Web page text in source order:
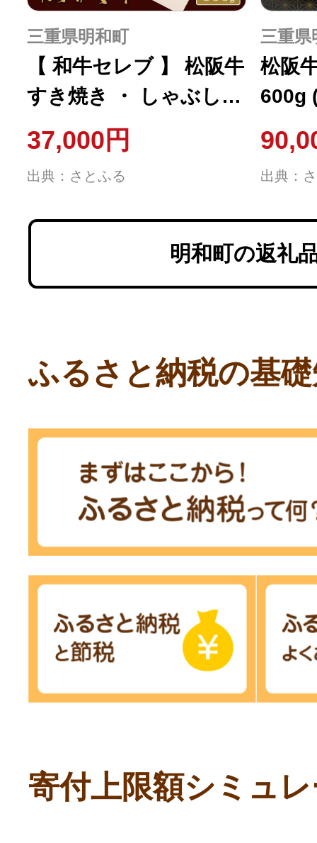
三重県明和町
【 和牛セレブ 】 松阪牛
すき焼き ・ しゃぶしゃ
ぶ ( モモ ) 500g
37,000円
出典：さとふる
三重県
松阪
600g
出典：
明和町の返礼
ふるさと納税の基
寄付上限額シミュ